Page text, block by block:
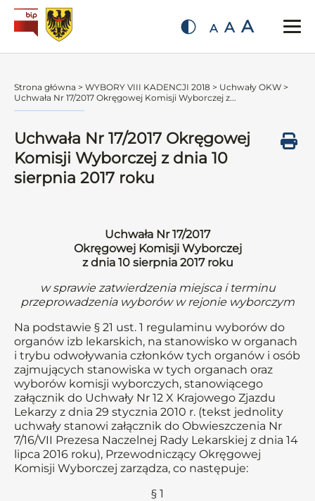
A A A
Strona główna > WYBORY VIII KADENCJI 2018 > Uchwały OKW >
Uchwała Nr 17/2017 Okręgowej Komisji Wyborczej z...
Uchwała Nr 17/2017 Okręgowej
Komisji Wyborczej z dnia 10
sierpnia 2017 roku
Uchwała Nr 17/2017
Okręgowej Komisji Wyborczej
z dnia 10 sierpnia 2017 roku
w sprawie zatwierdzenia miejsca i terminu
przeprowadzenia wyborów w rejonie wyborczym
Na podstawie § 21 ust. 1 regulaminu wyborów do
organów izb lekarskich, na stanowisko w organach
i trybu odwoływania członków tych organów i osób
zajmujących stanowiska w tych organach oraz
wyborów komisji wyborczych, stanowiącego
załącznik do Uchwały Nr 12 X Krajowego Zjazdu
Lekarzy z dnia 29 stycznia 2010 r. (tekst jednolity
uchwały stanowi załącznik do Obwieszczenia Nr
7/16/VII Prezesa Naczelnej Rady Lekarskiej z dnia 14
lipca 2016 roku), Przewodniczący Okręgowej
Komisji Wyborczej zarządza, co następuje:
§ 1